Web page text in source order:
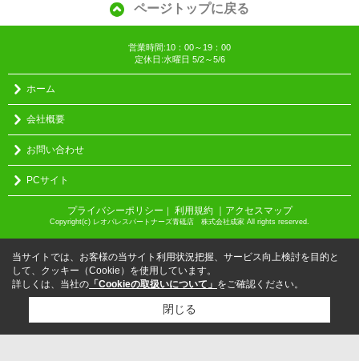
ページトップに戻る
営業時間:10：00～19：00
定休日:水曜日 5/2～5/6
ホーム
会社概要
お問い合わせ
PCサイト
プライバシーポリシー ｜ 利用規約 ｜アクセスマップ
Copyright(c) レオパレスパートナーズ青砥店 株式会社成家 All rights reserved.
当サイトでは、お客様の当サイト利用状況把握、サービス向上検討を目的と
して、クッキー（Cookie）を使用しています。
詳しくは、当社の 「Cookieの取扱いについて」 をご確認ください。
閉じる